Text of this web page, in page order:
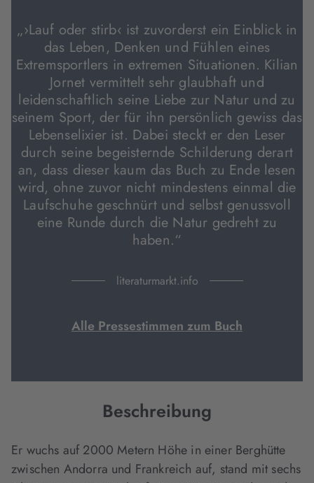
„›Lauf oder stirb‹ ist zuvorderst ein Einblick in
das Leben, Denken und Fühlen eines
Extremsportlers in extremen Situationen. Kilian
Jornet vermittelt sehr glaubhaft und
leidenschaftlich seine Liebe zur Natur und zu
seinem Sport, der für ihn persönlich gewiss das
Lebenselixier ist. Dabei steckt er den Leser
durch seine begeisternde Schilderung derart
an, dass dieser kaum das Buch zu Ende lesen
wird, ohne zuvor nicht mindestens einmal die
Laufschuhe geschnürt und selbst genussvoll
eine Runde durch die Natur gedreht zu
haben.“
literaturmarkt.info
Alle Pressestimmen zum Buch
Beschreibung
Er wuchs auf 2000 Metern Höhe in einer Berghütte
zwischen Andorra und Frankreich auf, stand mit sechs